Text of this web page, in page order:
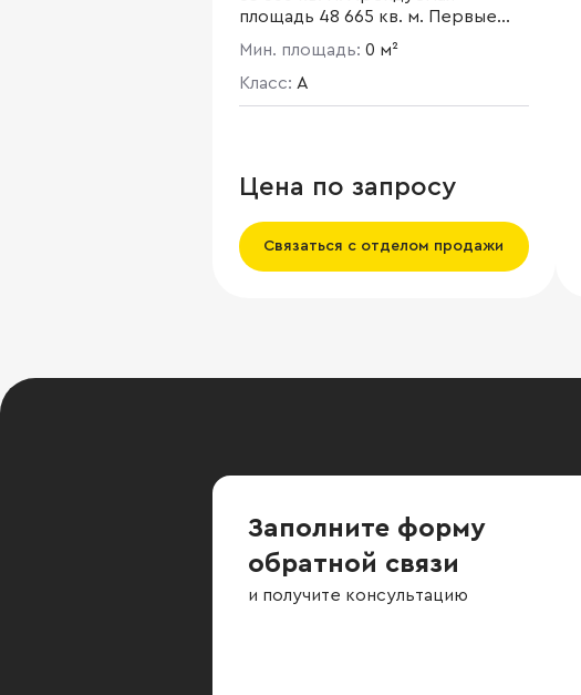
площадь 48 665 кв. м. Первые
два этажа здания занимает
торгово-рекреационная зона и
фитнес-центр. Офисные
помещения располагаются с 3 по
Мин. площадь: 0 м²
Класс: A
Цена по запросу
Связаться с отделом продажи
Заполните форму
обратной связи
и получите консультацию